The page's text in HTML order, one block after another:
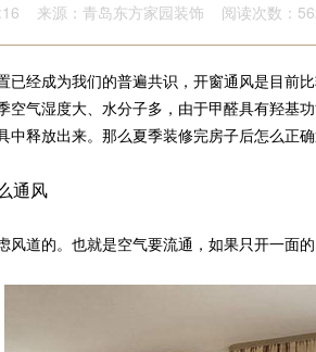
来源：青岛东方家园装饰 阅读次数：
已经成为我们的普遍共识，开窗通风是目前
空气湿度大、水分子多，由于甲醛具有羟基
中释放出来。那么夏季装修完房子后怎么正
通风
风道的。也就是空气要流通，如果只开一面